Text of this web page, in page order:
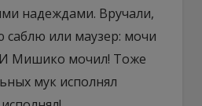
надеждами. Вручали,
саблю или маузер: мочи
Мишико мочил! Тоже
мук исполнял